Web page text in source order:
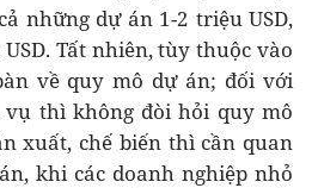
những dự án 1-2 triệu USD,
Tất nhiên, tùy thuộc vào
về quy mô dự án; đối với
thì không đòi hỏi quy mô
xuất, chế biến thì cần quan
khi các doanh nghiệp nhỏ